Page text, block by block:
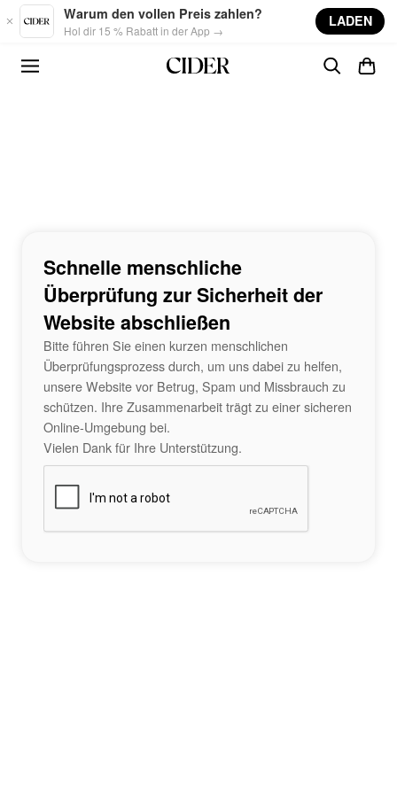
Skip to main content
Warum den vollen Preis zahlen?
Hol dir 15 % Rabatt in der App →
LADEN
Schnelle menschliche
Überprüfung zur Sicherheit der
Website abschließen
Bitte führen Sie einen kurzen menschlichen
Überprüfungsprozess durch, um uns dabei zu helfen,
unsere Website vor Betrug, Spam und Missbrauch zu
schützen. Ihre Zusammenarbeit trägt zu einer sicheren
Online-Umgebung bei.
Vielen Dank für Ihre Unterstützung.